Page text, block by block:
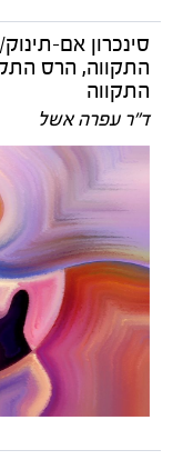
סינכרון אם-
התקווה, הרס
התקווה
ד״ר עפרה אשל